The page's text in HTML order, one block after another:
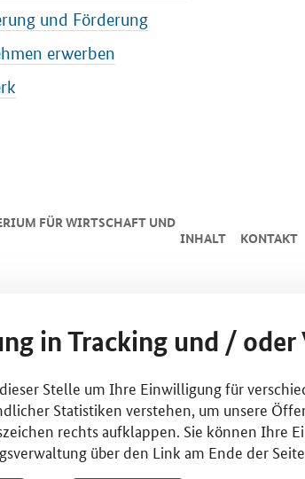
und Förderung
erwerben
FÜR WIRTSCHAFT UND
INHALT KONTAKT
in Tracking und / oder
Stelle um Ihre Einwilligung für
Statistiken verstehen, um unsere
rechts aufklappen. Sie können
über den Link am Ende der